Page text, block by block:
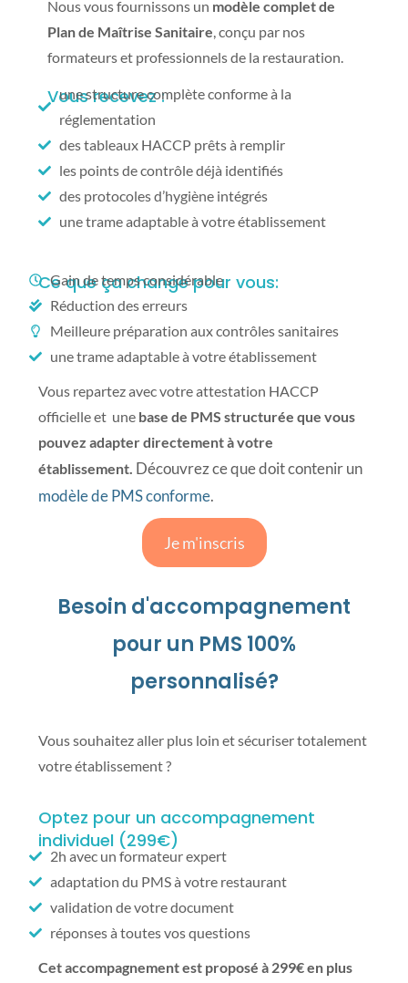
Nous vous fournissons un modèle complet de
Plan de Maîtrise Sanitaire, conçu par nos
formateurs et professionnels de la restauration.
Vous recevez :
une structure complète conforme à la
réglementation
des tableaux HACCP prêts à remplir
les points de contrôle déjà identifiés
des protocoles d’hygiène intégrés
une trame adaptable à votre établissement
Ce que ça change pour vous:
Gain de temps considérable
Réduction des erreurs
Meilleure préparation aux contrôles sanitaires
une trame adaptable à votre établissement
Vous repartez avec votre attestation HACCP
officielle et une base de PMS structurée que vous
pouvez adapter directement à votre
établissement. Découvrez ce que doit contenir un
modèle de PMS conforme.
Je m'inscris
Besoin d'accompagnement
pour un PMS 100%
personnalisé?
Vous souhaitez aller plus loin et sécuriser totalement
votre établissement ?
Optez pour un accompagnement
individuel (299€)
2h avec un formateur expert
adaptation du PMS à votre restaurant
validation de votre document
réponses à toutes vos questions
Cet accompagnement est proposé à 299€ en plus